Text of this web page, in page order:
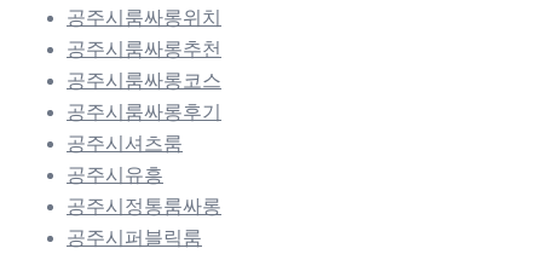
공주시룸싸롱위치
공주시룸싸롱추천
공주시룸싸롱코스
공주시룸싸롱후기
공주시셔츠룸
공주시유흥
공주시정통룸싸롱
공주시퍼블릭룸